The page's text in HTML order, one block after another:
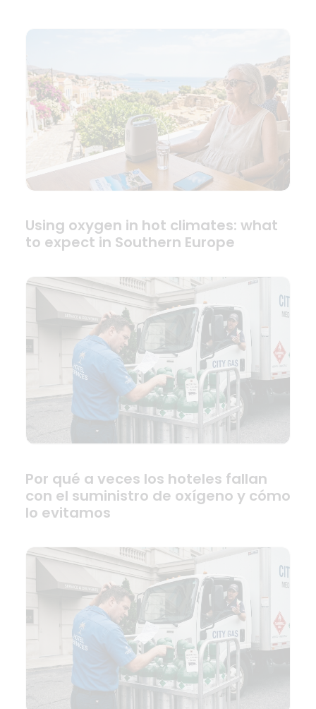
Using oxygen in hot climates: what
to expect in Southern Europe
Por qué a veces los hoteles fallan
con el suministro de oxígeno y cómo
lo evitamos